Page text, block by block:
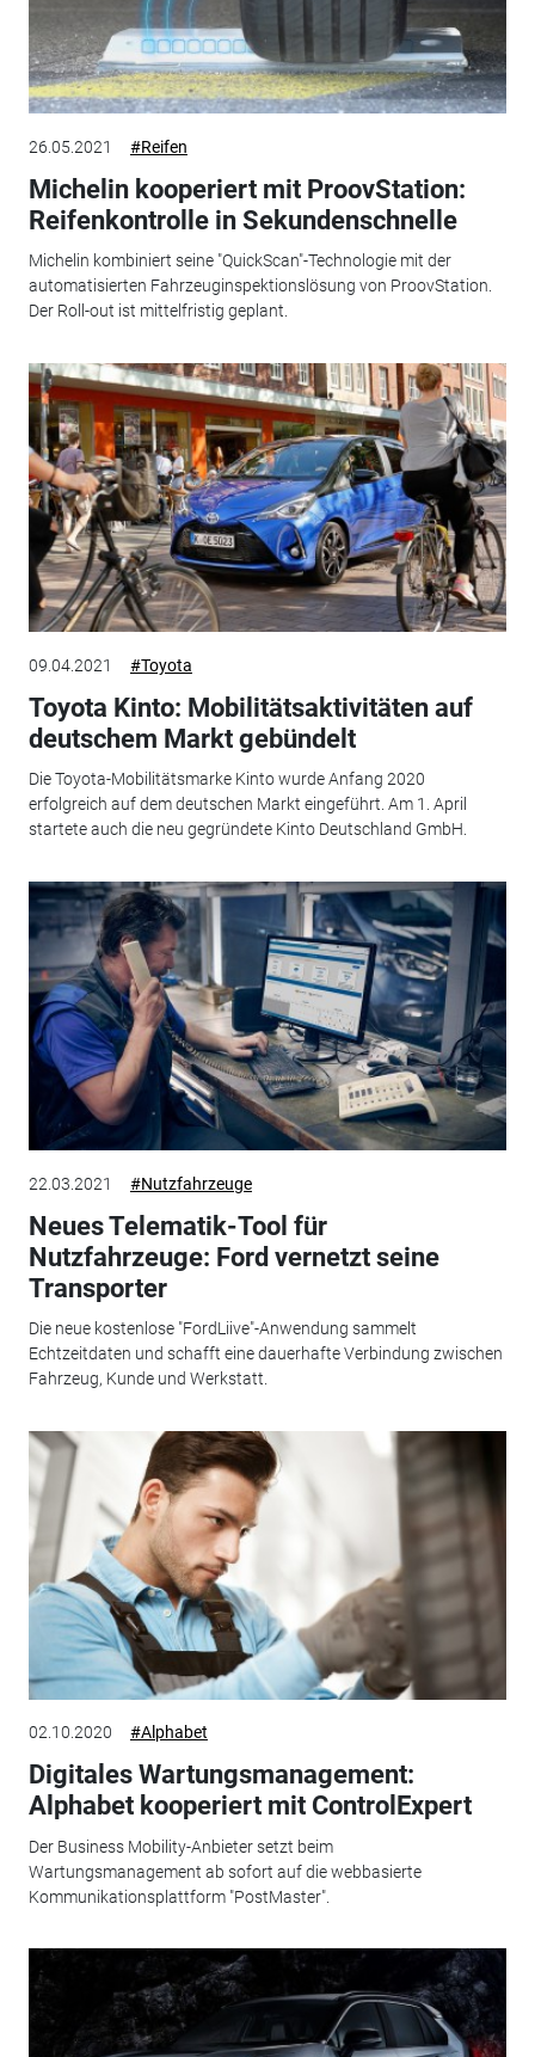
26.05.2021 #Reifen
Michelin kooperiert mit ProovStation:
Reifenkontrolle in Sekundenschnelle
Michelin kombiniert seine "QuickScan"-Technologie mit der
automatisierten Fahrzeuginspektionslösung von ProovStation.
Der Roll-out ist mittelfristig geplant.
09.04.2021 #Toyota
Toyota Kinto: Mobilitätsaktivitäten auf
deutschem Markt gebündelt
Die Toyota-Mobilitätsmarke Kinto wurde Anfang 2020
erfolgreich auf dem deutschen Markt eingeführt. Am 1. April
startete auch die neu gegründete Kinto Deutschland GmbH.
22.03.2021 #Nutzfahrzeuge
Neues Telematik-Tool für
Nutzfahrzeuge: Ford vernetzt seine
Transporter
Die neue kostenlose "FordLiive"-Anwendung sammelt
Echtzeitdaten und schafft eine dauerhafte Verbindung zwischen
Fahrzeug, Kunde und Werkstatt.
02.10.2020 #Alphabet
Digitales Wartungsmanagement:
Alphabet kooperiert mit ControlExpert
Der Business Mobility-Anbieter setzt beim
Wartungsmanagement ab sofort auf die webbasierte
Kommunikationsplattform "PostMaster".